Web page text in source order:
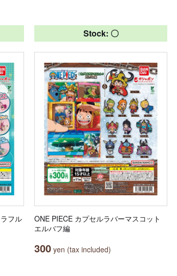
フル
Stock: 〇
ONE PIECE カプセルラバーマスコット
エルバフ編
300 yen (tax included)